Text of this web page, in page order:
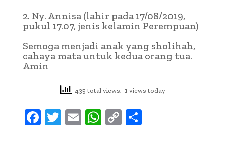
2. Ny. Annisa (lahir pada 17/08/2019,
pukul 17.07, jenis kelamin Perempuan)
Semoga menjadi anak yang sholihah,
cahaya mata untuk kedua orang tua.
Amin
435 total views, 1 views today
F T E W C S